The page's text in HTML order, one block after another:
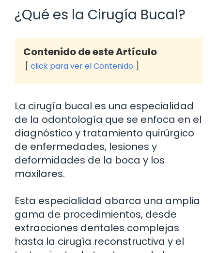
¿Qué es la Cirugía Bucal?
Contenido de este Artículo
click para ver el Contenido
La cirugía bucal es una especialidad
de la odontología que se enfoca en el
diagnóstico y tratamiento quirúrgico
de enfermedades, lesiones y
deformidades de la boca y los
maxilares.
Esta especialidad abarca una amplia
gama de procedimientos, desde
extracciones dentales complejas
hasta la cirugía reconstructiva y el